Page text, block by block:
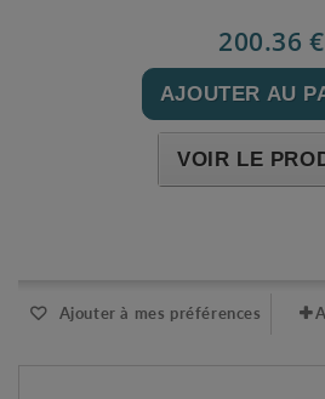
200.36 €
AJOUTER AU
VOIR LE
Ajouter à mes préférences